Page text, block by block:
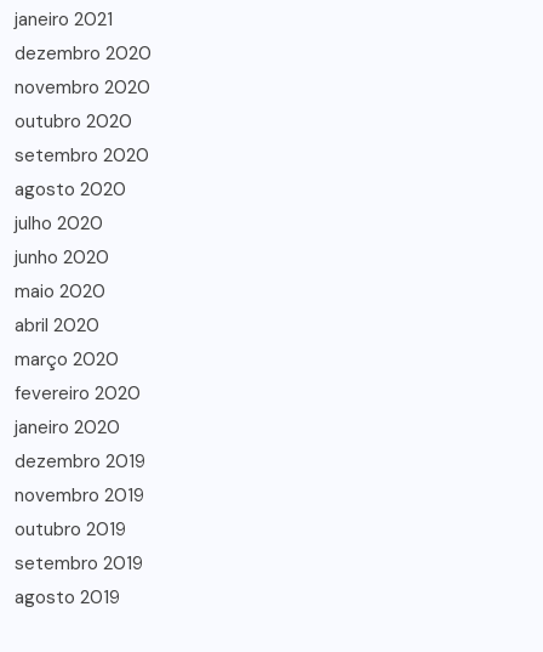
janeiro 2021
dezembro 2020
novembro 2020
outubro 2020
setembro 2020
agosto 2020
julho 2020
junho 2020
maio 2020
abril 2020
março 2020
fevereiro 2020
janeiro 2020
dezembro 2019
novembro 2019
outubro 2019
setembro 2019
agosto 2019